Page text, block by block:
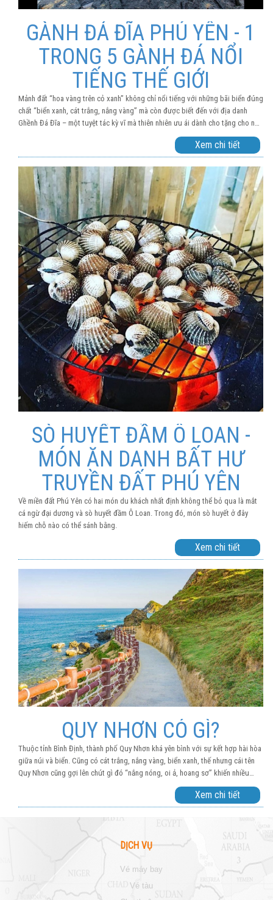
GÀNH ĐÁ ĐĨA PHÚ YÊN - 1
TRONG 5 GÀNH ĐÁ NỔI
TIẾNG THẾ GIỚI
Mảnh đất “hoa vàng trên cỏ xanh” không chỉ nổi tiếng với những bãi biển đúng
chất “biển xanh, cát trắng, nắng vàng” mà còn được biết đến với địa danh
Ghềnh Đá Đĩa – một tuyệt tác kỳ vĩ mà thiên nhiên ưu ái dành cho tặng cho nơi
đây. Hãy cùng xem những lý do nào khiến cho điểm đến này thu hút đông đảo
du khách trong và ngoài nước kéo nhau nườm nượp đến tham quan như vậy
nhé!
Xem chi tiết
SÒ HUYẾT ĐẦM Ô LOAN -
MÓN ĂN DANH BẤT HƯ
TRUYỀN ĐẤT PHÚ YÊN
Về miền đất Phú Yên có hai món du khách nhất định không thể bỏ qua là mắt
cá ngừ đại dương và sò huyết đầm Ô Loan. Trong đó, món sò huyết ở đây
hiếm chỗ nào có thể sánh bằng.
Xem chi tiết
QUY NHƠN CÓ GÌ?
Thuộc tỉnh Bình Định, thành phố Quy Nhơn khá yên bình với sự kết hợp hài hòa
giữa núi và biển. Cũng có cát trắng, nắng vàng, biển xanh, thế nhưng cái tên
Quy Nhơn cũng gợi lên chút gì đó “nắng nóng, oi ả, hoang sơ” khiến nhiều
người mới nghe thôi cũng thấy ngần ngại. Tuy nhiên, nếu chỉ vì vậy mà bỏ qua
Quy Nhơn thì chắc chắn bạn đang bỏ qua một vùng đất rất nhiều điều thú vị.
Bởi cảnh sắc chưa bị khai thác du lịch nhiều và cuộc sống bình dị, đầy quyến
rũ nơi đây hoàn toàn đủ để chinh phục bất kì ai trót một lần dừng chân. Và khi
có cơ hội ghé thăm mảnh đất vùng biển này, hãy chắc rằng bạn sẽ dành đủ thời
gian để tận hưởng trọn vẹn cảnh sắc, cuộc sống nơi đây chân thực nhất nhé.
Xem chi tiết
DỊCH VỤ
vé máy bay
vé tàu